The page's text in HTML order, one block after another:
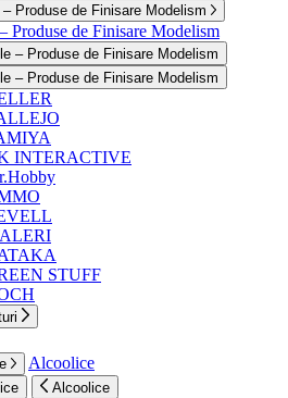
– Produse de Finisare Modelism
Produse de Finisare Modelism
– Produse de Finisare Modelism
– Produse de Finisare Modelism
INTERACTIVE
STUFF
Alcoolice
Alcoolice